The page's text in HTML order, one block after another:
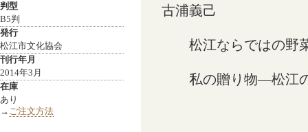
古浦義己
松江ならではの
私の贈り物―松江
判型
B5判
発行
松江市文化協会
刊行年月
2014年3月
在庫
あり
→ ご注文方法